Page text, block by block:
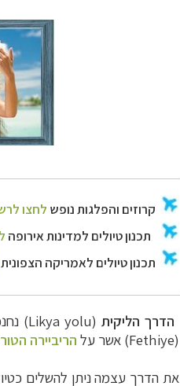
הדרך הליקית (Likya yolu) נחנכה בשנת 1999 והייתה לנתיב ההליכה המסומן הראשון ב
(Fethiye) אשר על
הריביירה